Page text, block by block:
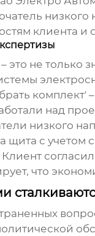
низкого
клиента
это не
над
низкого
щита с
что